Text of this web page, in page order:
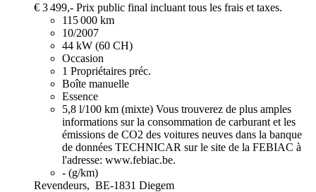
€ 3 499,- Prix public final incluant tous les frais et taxes.
115 000 km
10/2007
44 kW (60 CH)
Occasion
1 Propriétaires préc.
Boîte manuelle
Essence
5,8 l/100 km (mixte) Vous trouverez de plus amples
informations sur la consommation de carburant et les
émissions de CO2 des voitures neuves dans la banque
de données TECHNICAR sur le site de la FEBIAC à
l'adresse: www.febiac.be.
- (g/km)
Revendeurs, BE-1831 Diegem